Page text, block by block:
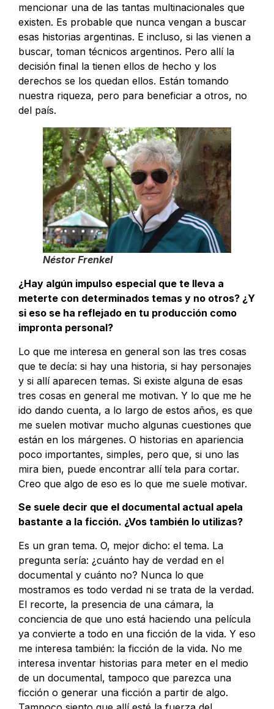
mencionar una de las tantas multinacionales que
existen. Es probable que nunca vengan a buscar
esas historias argentinas. E incluso, si las vienen a
buscar, toman técnicos argentinos. Pero allí la
decisión final la tienen ellos de hecho y los
derechos se los quedan ellos. Están tomando
nuestra riqueza, pero para beneficiar a otros, no
del país.
Néstor Frenkel
¿Hay algún impulso especial que te lleva a
meterte con determinados temas y no otros? ¿Y
si eso se ha reflejado en tu producción como
impronta personal?
Lo que me interesa en general son las tres cosas
que te decía: si hay una historia, si hay personajes
y si allí aparecen temas. Si existe alguna de esas
tres cosas en general me motivan. Y lo que me he
ido dando cuenta, a lo largo de estos años, es que
me suelen motivar mucho algunas cuestiones que
están en los márgenes. O historias en apariencia
poco importantes, simples, pero que, si uno las
mira bien, puede encontrar allí tela para cortar.
Creo que algo de eso es lo que me suele motivar.
Se suele decir que el documental actual apela
bastante a la ficción. ¿Vos también lo utilizas?
Es un gran tema. O, mejor dicho: el tema. La
pregunta sería: ¿cuánto hay de verdad en el
documental y cuánto no? Nunca lo que
mostramos es todo verdad ni se trata de la verdad.
El recorte, la presencia de una cámara, la
conciencia de que uno está haciendo una película
ya convierte a todo en una ficción de la vida. Y eso
me interesa también: la ficción de la vida. No me
interesa inventar historias para meter en el medio
de un documental, tampoco que parezca una
ficción o generar una ficción a partir de algo.